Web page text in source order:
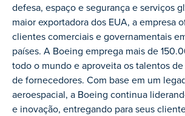
defesa, espaço e segurança e serviços
maior exportadora dos EUA, a empresa
clientes comerciais e governamentais
países. A Boeing emprega mais de
todo o mundo e aproveita os talentos
de fornecedores. Com base em um
aeroespacial, a Boeing continua
e inovação, entregando para seus